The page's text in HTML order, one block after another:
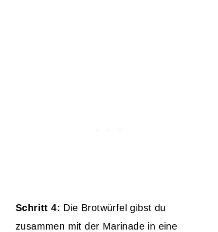
Schritt 4: Die Brotwürfel gibst du
zusammen mit der Marinade in eine